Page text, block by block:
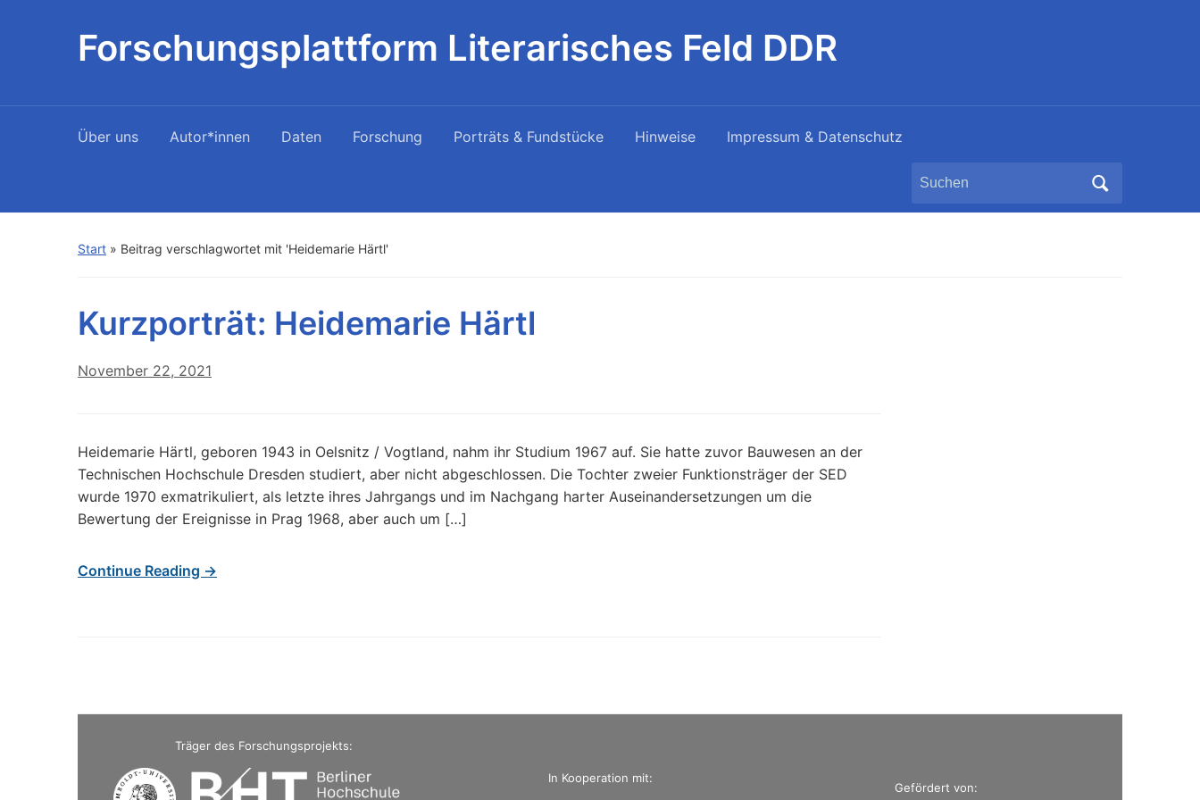
Forschungsplattform Literarisches Feld DDR
Über uns Autor*innen Daten Forschung Porträts & Fundstücke Hinweise Impressum & Datenschutz
Search
Start » Beitrag verschlagwortet mit 'Heidemarie Härtl'
Kurzporträt: Heidemarie Härtl
November 22, 2021
Heidemarie Härtl, geboren 1943 in Oelsnitz / Vogtland, nahm ihr Studium 1967 auf. Sie hatte zuvor Bauwesen an der
Technischen Hochschule Dresden studiert, aber nicht abgeschlossen. Die Tochter zweier Funktionsträger der SED
wurde 1970 exmatrikuliert, als letzte ihres Jahrgangs und im Nachgang harter Auseinandersetzungen um die
Bewertung der Ereignisse in Prag 1968, aber auch um […]
Continue Reading →
Träger des Forschungsprojekts:
In Kooperation mit:
Gefördert von: